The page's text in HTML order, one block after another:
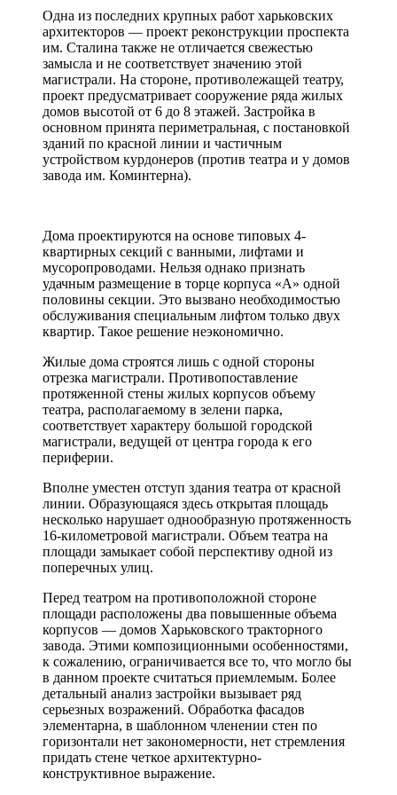
Одна из последних крупных работ харьковских
архитекторов — проект реконструкции проспекта
им. Сталина также не отличается свежестью
замысла и не соответствует значению этой
магистрали. На стороне, противолежащей театру,
проект предусматривает сооружение ряда жилых
домов высотой от 6 до 8 этажей. Застройка в
основном принята периметральная, с постановкой
зданий по красной линии и частичным
устройством курдонеров (против театра и у домов
завода им. Коминтерна).
Дома проектируются на основе типовых 4-
квартирных секций с ванными, лифтами и
мусоропроводами. Нельзя однако признать
удачным размещение в торце корпуса «А» одной
половины секции. Это вызвано необходимостью
обслуживания специальным лифтом только двух
квартир. Такое решение неэкономично.
Жилые дома строятся лишь с одной стороны
отрезка магистрали. Противопоставление
протяженной стены жилых корпусов объему
театра, располагаемому в зелени парка,
соответствует характеру большой городской
магистрали, ведущей от центра города к его
периферии.
Вполне уместен отступ здания театра от красной
линии. Образующаяся здесь открытая площадь
несколько нарушает однообразную протяженность
16-километровой магистрали. Объем театра на
площади замыкает собой перспективу одной из
поперечных улиц.
Перед театром на противоположной стороне
площади расположены два повышенные объема
корпусов — домов Харьковского тракторного
завода. Этими композиционными особенностями,
к сожалению, ограничивается все то, что могло бы
в данном проекте считаться приемлемым. Более
детальный анализ застройки вызывает ряд
серьезных возражений. Обработка фасадов
элементарна, в шаблонном членении стен по
горизонтали нет закономерности, нет стремления
придать стене четкое архитектурно-
конструктивное выражение.